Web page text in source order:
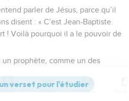
parler de Jésus, parce qu’il
disent : « C’est Jean-Baptiste
! Voilà pourquoi il a le pouvoir de
un prophète, comme un des
il dit : « C’est Jean-Baptiste !
Commentaires Strong